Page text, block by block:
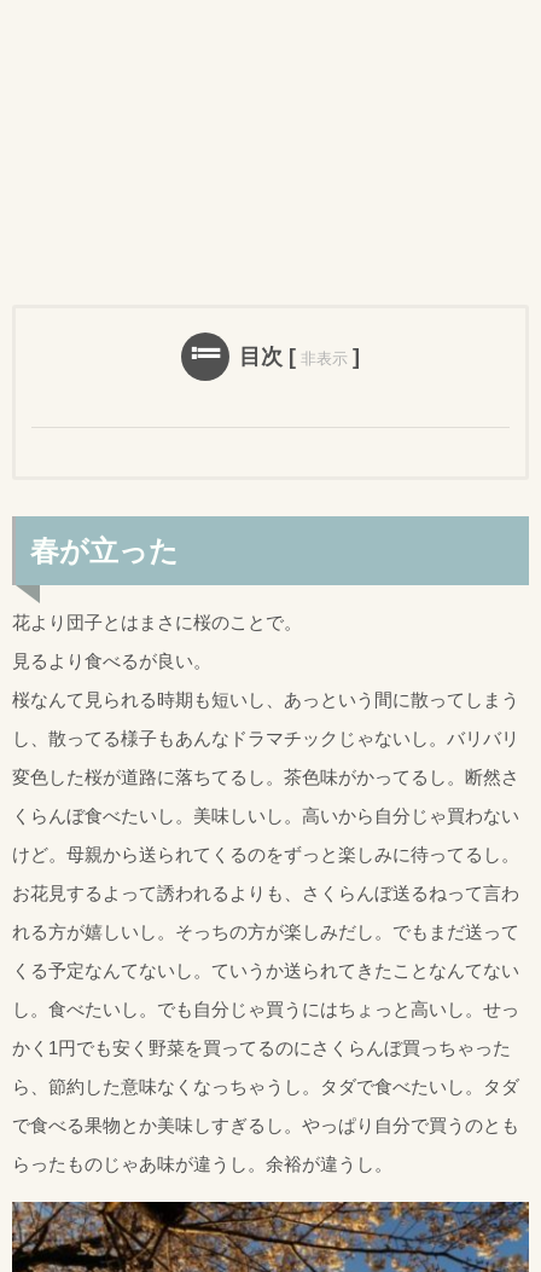
目次 [ 非表示 ]
春が立った
花より団子とはまさに桜のことで。
見るより食べるが良い。
桜なんて見られる時期も短いし、あっという間に散ってしまう
し、散ってる様子もあんなドラマチックじゃないし。バリバリ
変色した桜が道路に落ちてるし。茶色味がかってるし。断然さ
くらんぼ食べたいし。美味しいし。高いから自分じゃ買わない
けど。母親から送られてくるのをずっと楽しみに待ってるし。
お花見するよって誘われるよりも、さくらんぼ送るねって言わ
れる方が嬉しいし。そっちの方が楽しみだし。でもまだ送って
くる予定なんてないし。ていうか送られてきたことなんてない
し。食べたいし。でも自分じゃ買うにはちょっと高いし。せっ
かく1円でも安く野菜を買ってるのにさくらんぼ買っちゃった
ら、節約した意味なくなっちゃうし。タダで食べたいし。タダ
で食べる果物とか美味しすぎるし。やっぱり自分で買うのとも
らったものじゃあ味が違うし。余裕が違うし。